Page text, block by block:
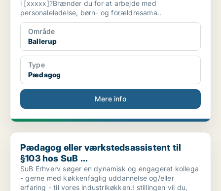
i [xxxxx]?Brænder du for at arbejde med
personaleledelse, børn- og forældresama..
Område
Ballerup
Type
Pædagog
Mere info
Pædagog eller værkstedsassistent til §103 hos SuB ...
Pædagog eller værkstedsassistent til
§103 hos SuB ...
SuB Erhverv søger en dynamisk og engageret kollega
- gerne med køkkenfaglig uddannelse og/eller
erfaring - til vores industrikøkken.I stillingen vil du,